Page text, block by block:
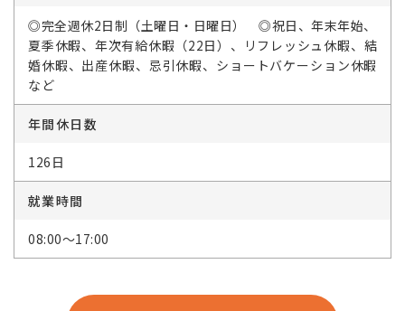
◎完全週休2日制（土曜日・日曜日） ◎祝日、年末年始、
夏季休暇、年次有給休暇（22日）、リフレッシュ休暇、結
婚休暇、出産休暇、忌引休暇、ショートバケーション休暇
など
年間休日数
126日
就業時間
08:00～17:00